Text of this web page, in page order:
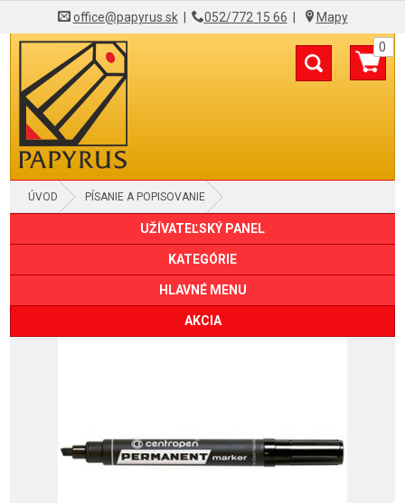
office@papyrus.sk| 052/772 15 66 Mapy
0
ÚVOD PÍSANIE A POPISOVANIE
POPISOVAČE PERMANENTNÉUŽÍVATEĽSKÝ PANEL
KATEGÓRIE
HLAVNÉ MENU
AKCIA